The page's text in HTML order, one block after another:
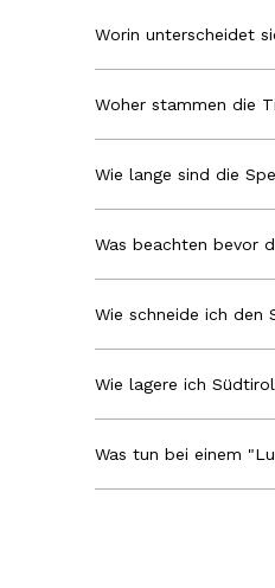
Worin unterscheidet
Woher stammen die
Wie lange sind die
Was beachten bevor
Wie schneide ich den
Wie lagere ich
Was tun bei einem